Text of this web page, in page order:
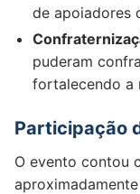
de apoiadores
puderam
fortalecendo a
Participação
O evento contou